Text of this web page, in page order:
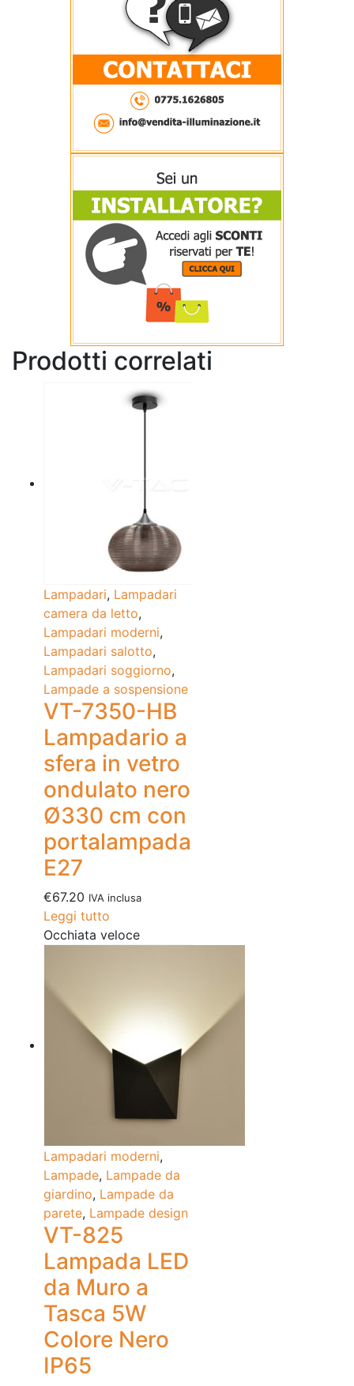
Prodotti correlati
Lampadari, Lampadari
camera da letto,
Lampadari moderni,
Lampadari salotto,
Lampadari soggiorno,
Lampade a sospensione
VT-7350-HB
Lampadario a
sfera in vetro
ondulato nero
Ø330 cm con
portalampada
E27
€67.20 IVA inclusa
Leggi tutto
Occhiata veloce
Lampadari moderni,
Lampade, Lampade da
giardino, Lampade da
parete, Lampade design
VT-825
Lampada LED
da Muro a
Tasca 5W
Colore Nero
IP65